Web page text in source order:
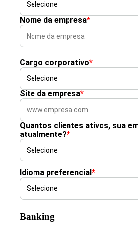
Nome da empresa*
Cargo corporativo*
Site da empresa*
Quantos clientes ativos, sua
atualmente?*
Idioma preferencial *
Banking